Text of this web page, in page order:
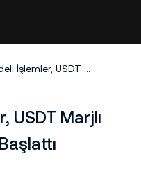
KuCoin Vadeli İşlemler, USDT Marjlı SWELL Sözleşmesini Başlattı
USDT Marjlı